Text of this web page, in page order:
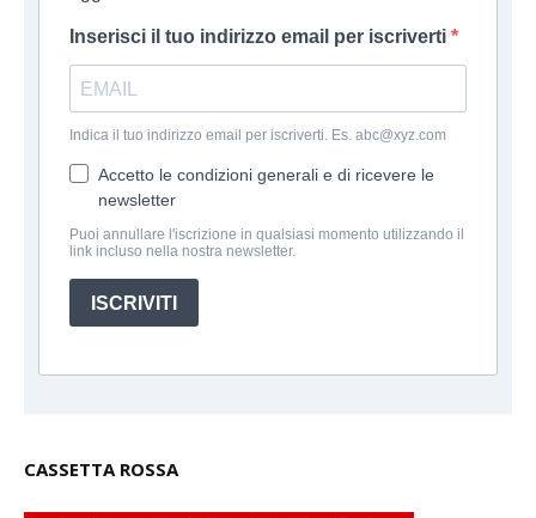
Inserisci il tuo indirizzo email per iscriverti
Indica il tuo indirizzo email per iscriverti. Es. abc@xyz.com
Accetto le condizioni generali e di ricevere le
newsletter
Puoi annullare l'iscrizione in qualsiasi momento utilizzando il
link incluso nella nostra newsletter.
ISCRIVITI
CASSETTA ROSSA